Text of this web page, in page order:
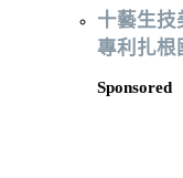
十藝生技
專利扎根
Sponsored